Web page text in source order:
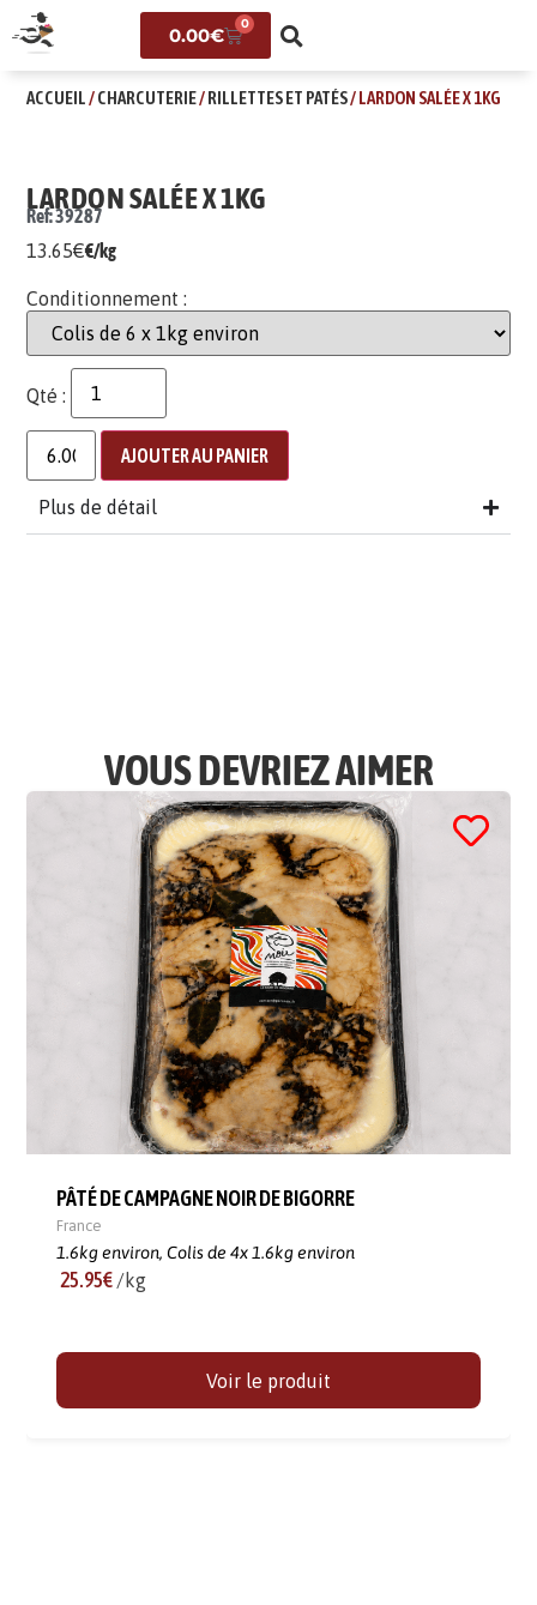
0.00€
0
ACCUEIL/CHARCUTERIE/RILLETTES ET PATÉS/ LARDON SALÉE X 1KG
LARDON SALÉE X 1KG
Ref: 39287
13.65€€/kg
Conditionnement :
Qté :
AJOUTER AU PANIER
Plus de détail
VOUS DEVRIEZ AIMER
PÂTÉ DE CAMPAGNE NOIR DE BIGORRE
France
1.6kg environ, Colis de 4x 1.6kg environ
25.95€ /kg
Voir le produit